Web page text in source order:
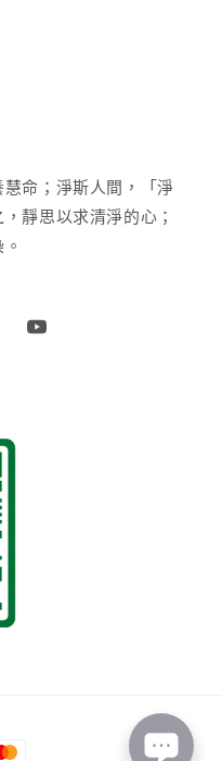
命；淨斯人間，「淨
靜思以求清淨的心；